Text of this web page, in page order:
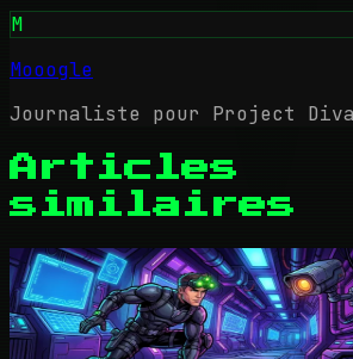
M
Mooogle
Journaliste pour Project
Articles
similaires